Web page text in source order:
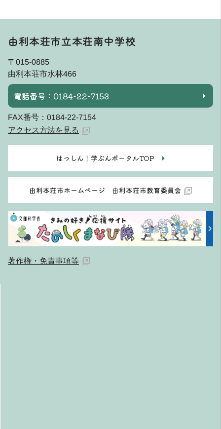
由利本荘市立本荘南中学校
〒015-0885
由利本荘市水林466
電話番号：0184-22-7153
FAX番号：0184-22-7154
アクセス方法を見る
はっしん！学ぶんポータルTOP
由利本荘市ホームページ 由利本荘市教育委員会
著作権・免責事項等